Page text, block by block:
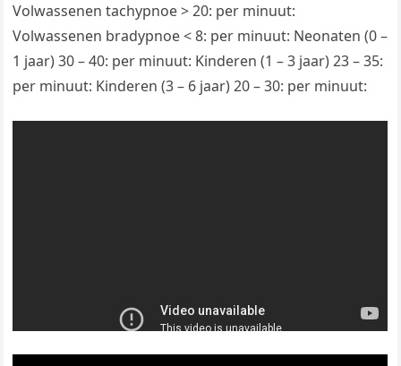
Volwassenen tachypnoe > 20: per minuut:
Volwassenen bradypnoe < 8: per minuut: Neonaten (0 –
1 jaar) 30 – 40: per minuut: Kinderen (1 – 3 jaar) 23 – 35:
per minuut: Kinderen (3 – 6 jaar) 20 – 30: per minuut: